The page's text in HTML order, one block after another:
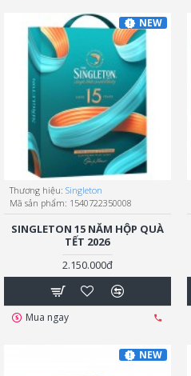
NEW
Thương hiệu: Singleton
Mã sản phẩm: 1540722350008
SINGLETON 15 NĂM HỘP QUÀ
TẾT 2026
2.150.000đ
Mua ngay
NEW